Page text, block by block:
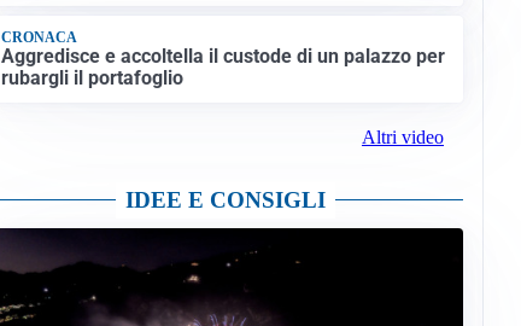
CRONACA
Aggredisce e accoltella il custode di un palazzo per
rubargli il portafoglio
Altri video
IDEE E CONSIGLI